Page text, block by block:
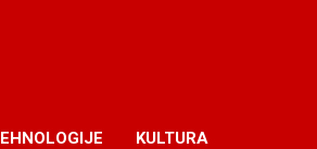
KULTURA